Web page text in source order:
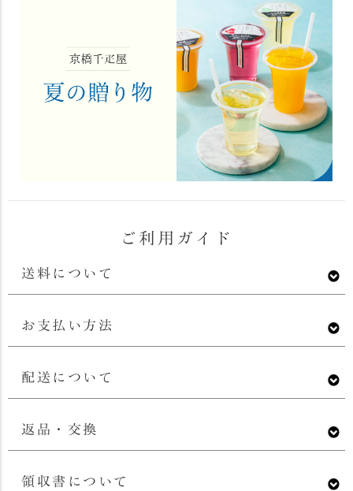
ご利用ガイド
送料について
お支払い方法
配送について
返品・交換
領収書について